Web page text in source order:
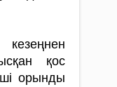
қос
орынды